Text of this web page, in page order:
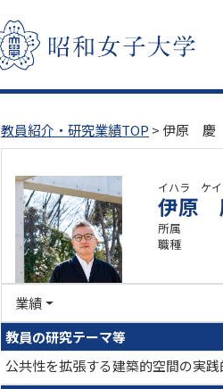
教員紹介・研究業績TOP > 伊原 慶
イハラ ケイ
伊原
所属
職種
業績
教員の研究テーマ等
公共性を拡張する建築的空間の実